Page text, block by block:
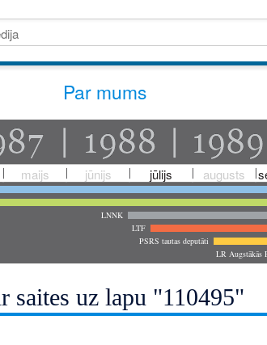
Par mums
maijs jūnijs jūlijs augusts
LNNK
LTF
PSRS tautas deputāti
LR Augstākās
saites uz lapu "110495"